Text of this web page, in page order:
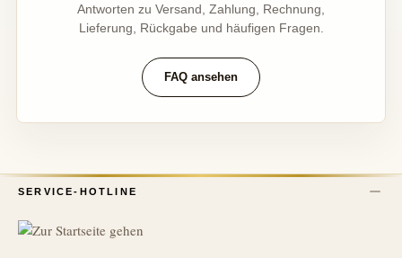
Antworten zu Versand, Zahlung, Rechnung,
Lieferung, Rückgabe und häufigen Fragen.
FAQ ansehen
SERVICE-HOTLINE